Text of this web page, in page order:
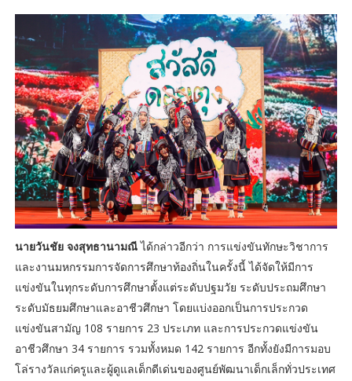
นายวันชัย จงสุทธานามณีได้กล่าวอีกว่า การแข่งขันทักษะวิชาการ
และงานมหกรรมการจัดการศึกษาท้องถิ่นในครั้งนี้ ได้จัดให้มีการ
แข่งขันในทุกระดับการศึกษาตั้งแต่ระดับปฐมวัย ระดับประถมศึกษา
ระดับมัธยมศึกษาและอาชีวศึกษา โดยแบ่งออกเป็นการประกวด
แข่งขันสามัญ 108 รายการ 23 ประเภท และการประกวดแข่งขัน
อาชีวศึกษา 34 รายการ รวมทั้งหมด 142 รายการ อีกทั้งยังมีการมอบ
โล่รางวัลแก่ครูและผู้ดูแลเด็กดีเด่นของศูนย์พัฒนาเด็กเล็กทั่วประเทศ